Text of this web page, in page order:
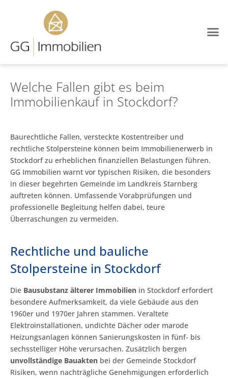
Welche Fallen gibt es beim
Immobilienkauf in Stockdorf?
Baurechtliche Fallen, versteckte Kostentreiber und
rechtliche Stolpersteine können beim Immobilienerwerb in
Stockdorf zu erheblichen finanziellen Belastungen führen.
GG Immobilien warnt vor typischen Risiken, die besonders
in dieser begehrten Gemeinde im Landkreis Starnberg
auftreten können. Umfassende Vorabprüfungen und
professionelle Begleitung helfen dabei, teure
Überraschungen zu vermeiden.
Rechtliche und bauliche
Stolpersteine in Stockdorf
Die Bausubstanz älterer Immobilien in Stockdorf erfordert
besondere Aufmerksamkeit, da viele Gebäude aus den
1960er und 1970er Jahren stammen. Veraltete
Elektroinstallationen, undichte Dächer oder marode
Heizungsanlagen können Sanierungskosten in fünf- bis
sechsstelliger Höhe verursachen. Zusätzlich bergen
unvollständige Bauakten bei der Gemeinde Stockdorf
Risiken, wenn nachträgliche Genehmigungen erforderlich